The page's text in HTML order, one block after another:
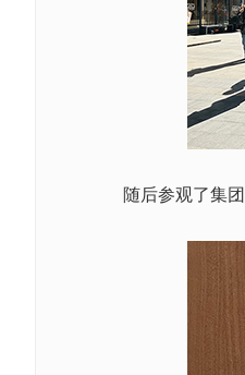
随后参观了集团